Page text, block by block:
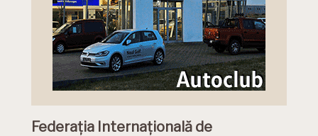
Federaţia Internaţională de